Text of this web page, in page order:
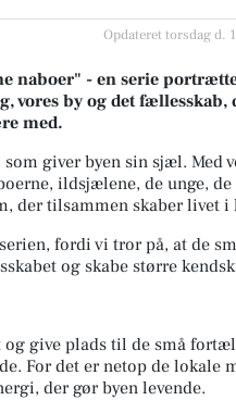
Opdateret torsdag d.
naboer" - en serie
vores by og det fællesskab,
med.
som giver byen sin sjæl. Med
ildsjælene, de unge,
der tilsammen skaber livet i
fordi vi tror på, at de
og skabe større
give plads til de små
For det er netop de lokale
der gør byen levende.